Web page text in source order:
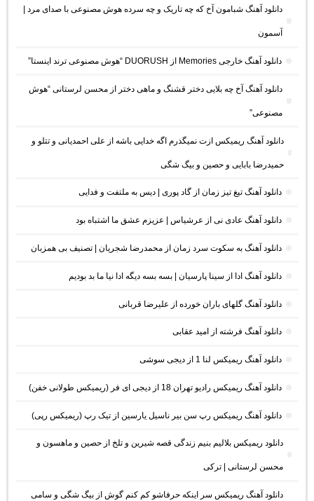
دانلود آهنگ شبامون آخ که چه تاریک و چه سرده هوش مصنوعی با صدای مرد |
آسمون
دانلود آهنگ خارجی Memories از DUORUSH “هوش مصنوعی ترند اینستا”
دانلود آهنگ آخ چه بلایی دختر قشنگ و ماهی دختر از محسن لرستانی “هوش
مصنوعی”
دانلود آهنگ ریمیکس ازت نمیگذرم اگه خدایی باشه از علی احمدیانی و تتلو و
حمیدرضا بابایی و حصین و بیگ شگی
دانلود آهنگ تیغ تیز زمان از گاد پوری | دیس به ملتفت و فدایی
دانلود آهنگ عادی نی از عرشیاس | عزیزم عشق ما اشتباه بود
دانلود آهنگ به سکوت سرد زمان از محمدرضا شجریان | تصنیف بی همزبان
دانلود آهنگ ادا از سینا پارسیان | بسه بسه دیگه ادا نیا ما بد بودیم
دانلود آهنگ گلهای باران خورده از علیرضا قربانی
دانلود آهنگ فرشته از امید عقابی
دانلود آهنگ ریمیکس لنا 1 از دیجی سوشی
دانلود آهنگ ریمیکس رادیو تهران 18 از دیجی ای فر (ریمیکس طولانی خفن)
دانلود آهنگ ریمیکس رپ سن بیر ناسیل یارسین از تیک رپ (ریمیکس رپی)
دانلود ریمیکس بلالیم بنیم زندگی قصه شیرین و تلخ از حصین و ماهسون و
محسن لرستانی | ترکی
دانلود آهنگ ریمیکس سر اینکه حرفاشو کم کنم گوش از بیگ شگی و سامی